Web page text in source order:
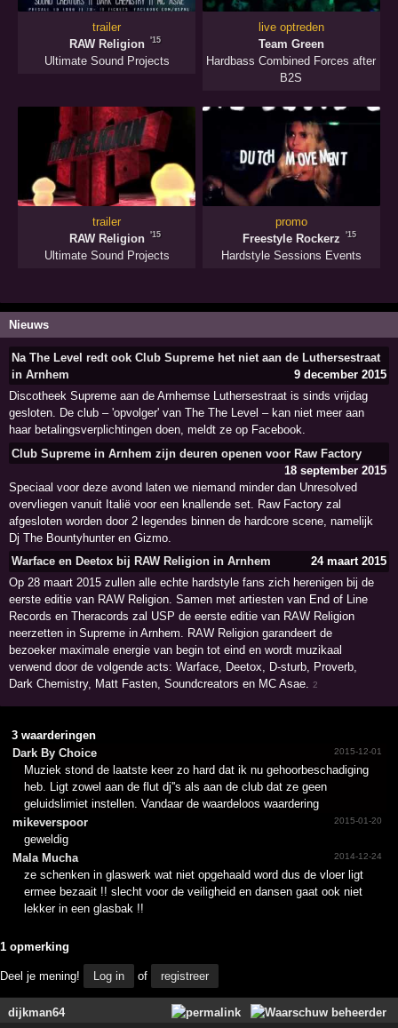
trailer
RAW Religion
'15
Ultimate Sound Projects
live optreden
Team Green
Hardbass Combined Forces after
B2S
trailer
RAW Religion
'15
Ultimate Sound Projects
promo
Freestyle Rockerz
'15
Hardstyle Sessions Events
Nieuws
Na The Level redt ook Club Supreme het niet aan de Luthersestraat
in Arnhem
9 december 2015
Discotheek Supreme aan de Arnhemse Luthersestraat is sinds vrijdag
gesloten. De club – 'opvolger' van The The Level – kan niet meer aan
haar betalingsverplichtingen doen, meldt ze op Facebook.
Club Supreme in Arnhem zijn deuren openen voor Raw Factory
18 september 2015
Speciaal voor deze avond laten we niemand minder dan Unresolved
overvliegen vanuit Italië voor een knallende set. Raw Factory zal
afgesloten worden door 2 legendes binnen de hardcore scene, namelijk
Dj The Bountyhunter en Gizmo.
Warface en Deetox bij RAW Religion in Arnhem
24 maart 2015
Op 28 maart 2015 zullen alle echte hardstyle fans zich herenigen bij de
eerste editie van RAW Religion. Samen met artiesten van End of Line
Records en Theracords zal USP de eerste editie van RAW Religion
neerzetten in Supreme in Arnhem. RAW Religion garandeert de
bezoeker maximale energie van begin tot eind en wordt muzikaal
verwend door de volgende acts: Warface, Deetox, D-sturb, Proverb,
Dark Chemistry, Matt Fasten, Soundcreators en MC Asae.2
3 waarderingen
Dark By Choice
2015-12-01
Muziek stond de laatste keer zo hard dat ik nu gehoorbeschadiging
heb. Ligt zowel aan de flut dj''s als aan de club dat ze geen
geluidslimiet instellen. Vandaar de waardeloos waardering
mikeverspoor
2015-01-20
geweldig
Mala Mucha
2014-12-24
ze schenken in glaswerk wat niet opgehaald word dus de vloer ligt
ermee bezaait !! slecht voor de veiligheid en dansen gaat ook niet
lekker in een glasbak !!
1 opmerking
Deel je mening! Log in of registreer
dijkman64